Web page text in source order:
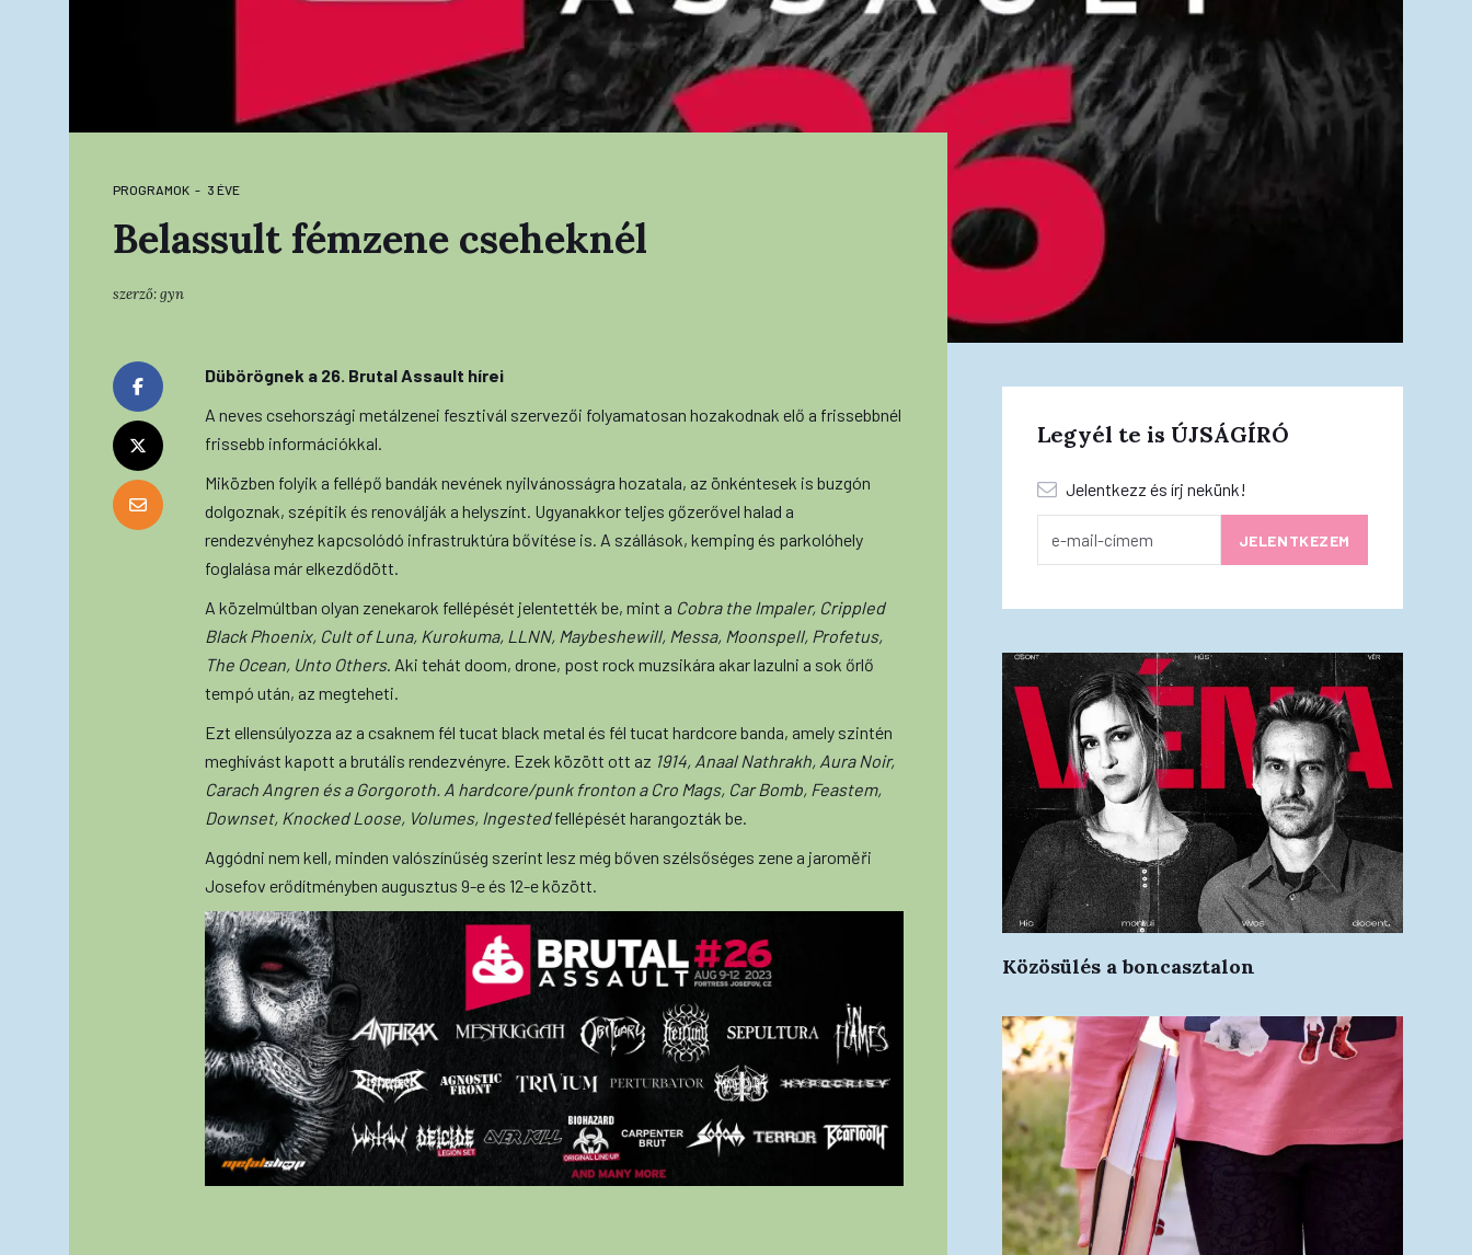
PROGRAMOK 3 ÉVE
Belassult fémzene cseheknél
szerző:gyn
Dübörögnek a 26. Brutal Assault hírei
A neves csehországi metálzenei fesztivál szervezői folyamatosan hozakodnak elő a frissebbnél
frissebb információkkal.
Miközben folyik a fellépő bandák nevének nyilvánosságra hozatala, az önkéntesek is buzgón
dolgoznak, szépítik és renoválják a helyszínt. Ugyanakkor teljes gőzerővel halad a
rendezvényhez kapcsolódó infrastruktúra bővítése is. A szállások, kemping és parkolóhely
foglalása már elkezdődött.
A közelmúltban olyan zenekarok fellépését jelentették be, mint a Cobra the Impaler, Crippled
Black Phoenix, Cult of Luna, Kurokuma, LLNN, Maybeshewill, Messa, Moonspell, Profetus,
The Ocean, Unto Others. Aki tehát doom, drone, post rock muzsikára akar lazulni a sok őrlő
tempó után, az megteheti.
Ezt ellensúlyozza az a csaknem fél tucat black metal és fél tucat hardcore banda, amely szintén
meghívást kapott a brutális rendezvényre. Ezek között ott az 1914, Anaal Nathrakh, Aura Noir,
Carach Angren és a Gorgoroth. A hardcore/punk fronton a Cro Mags, Car Bomb, Feastem,
Downset, Knocked Loose, Volumes, Ingestedfellépését harangozták be.
Aggódni nem kell, minden valószínűség szerint lesz még bőven szélsőséges zene a jaroměři
Josefov erődítményben augusztus 9-e és 12-e között.
Legyél te is ÚJSÁGÍRÓ
Jelentkezz és írj nekünk!
Közösülés a boncasztalon